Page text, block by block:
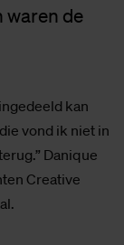
waren de
kan
vond ik niet in
Danique
Creative